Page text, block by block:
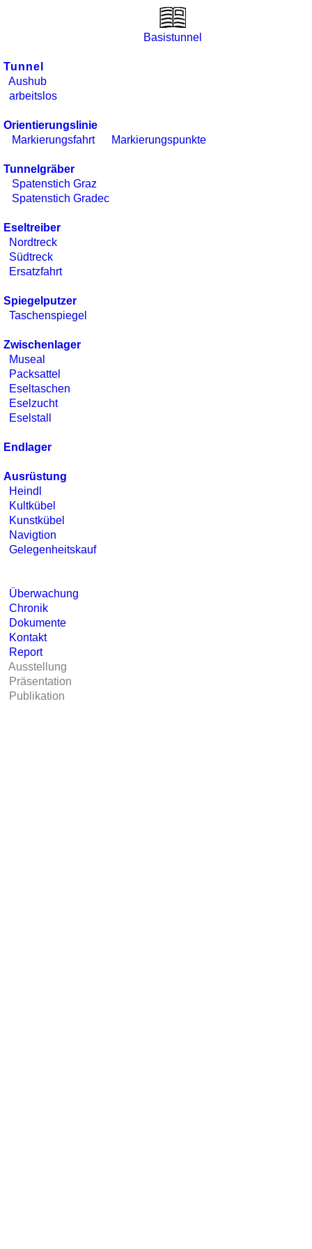
Basistunnel
Tunnel
Aushub
arbeitslos
Orientierungslinie
Markierungsfahrt
Markierungspunkte
Tunnelgräber
Spatenstich Graz
Spatenstich Gradec
Eseltreiber
Nordtreck
Südtreck
Ersatzfahrt
Spiegelputzer
Taschenspiegel
Zwischenlager
Museal
Packsattel
Eseltaschen
Eselzucht
Eselstall
Endlager
Ausrüstung
Heindl
Kultkübel
Kunstkübel
Navigtion
Gelegenheitskauf
Überwachung
Chronik
Dokumente
Kontakt
Report
Ausstellung
Präsentation
Publikation